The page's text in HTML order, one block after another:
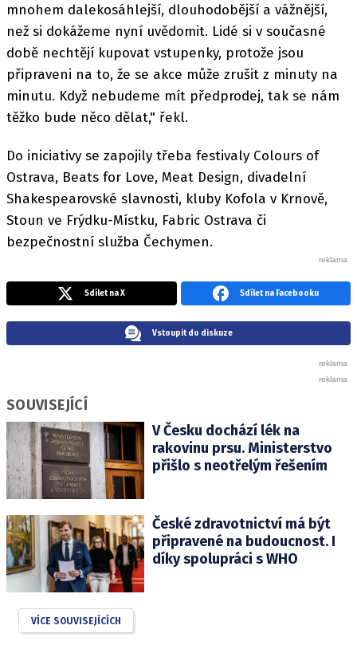
mnohem dalekosáhlejší, dlouhodobější a vážnější,
než si dokážeme nyní uvědomit. Lidé si v současné
době nechtějí kupovat vstupenky, protože jsou
připraveni na to, že se akce může zrušit z minuty na
minutu. Když nebudeme mít předprodej, tak se nám
těžko bude něco dělat," řekl.
Do iniciativy se zapojily třeba festivaly Colours of
Ostrava, Beats for Love, Meat Design, divadelní
Shakespearovské slavnosti, kluby Kofola v Krnově,
Stoun ve Frýdku-Místku, Fabric Ostrava či
bezpečnostní služba Čechymen.
Sdílet na X Sdílet na Facebooku
Vstoupit do diskuze
SOUVISEJÍCÍ
V Česku dochází lék na
rakovinu prsu. Ministerstvo
přišlo s neotřelým řešením
České zdravotnictví má být
připravené na budoucnost. I
díky spolupráci s WHO
VÍCE SOUVISEJÍCÍCH